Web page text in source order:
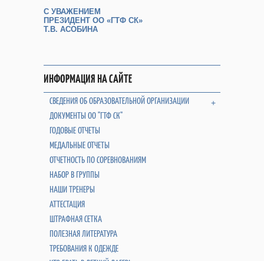
С УВАЖЕНИЕМ
ПРЕЗИДЕНТ ОО «ГТФ СК»
Т.В. АСОБИНА
ИНФОРМАЦИЯ НА САЙТЕ
+
СВЕДЕНИЯ ОБ ОБРАЗОВАТЕЛЬНОЙ ОРГАНИЗАЦИИ
ДОКУМЕНТЫ ОО "ГТФ СК"
ГОДОВЫЕ ОТЧЕТЫ
МЕДАЛЬНЫЕ ОТЧЕТЫ
ОТЧЕТНОСТЬ ПО СОРЕВНОВАНИЯМ
НАБОР В ГРУППЫ
НАШИ ТРЕНЕРЫ
АТТЕСТАЦИЯ
ШТРАФНАЯ СЕТКА
ПОЛЕЗНАЯ ЛИТЕРАТУРА
ТРЕБОВАНИЯ К ОДЕЖДЕ